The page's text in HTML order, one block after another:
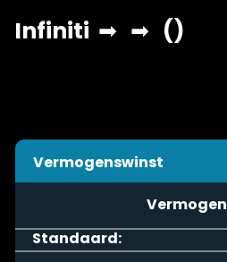
Vermogenswinst
Vermogen
Standaard: